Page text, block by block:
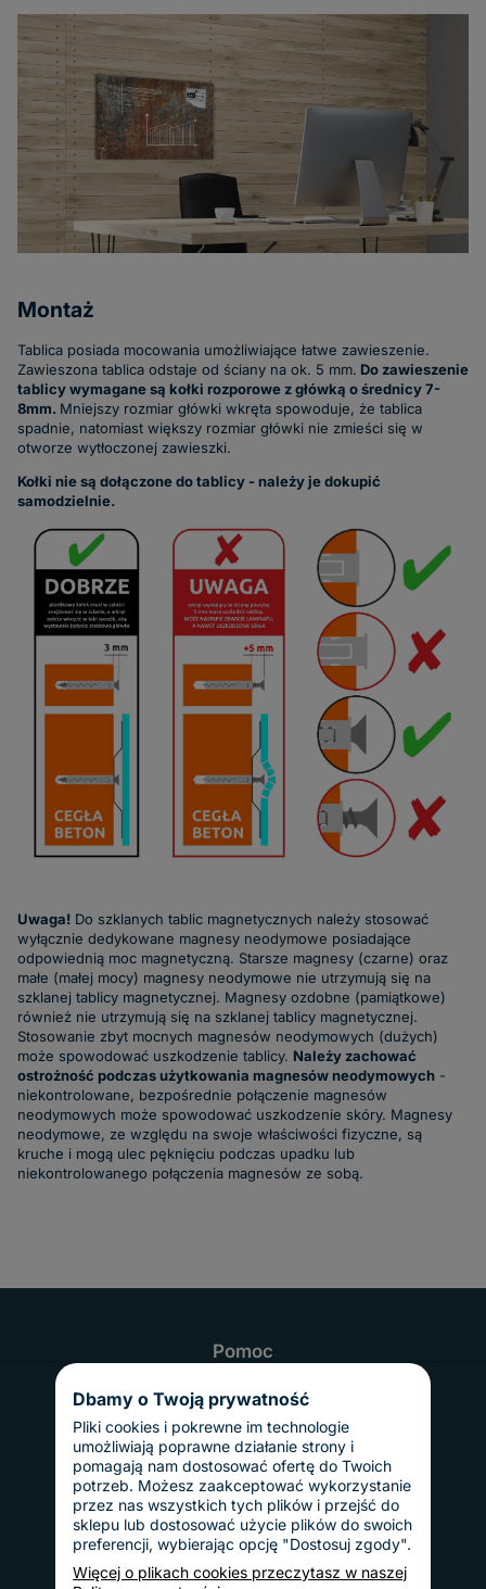
Montaż
Tablica posiada mocowania umożliwiające łatwe zawieszenie.
Zawieszona tablica odstaje od ściany na ok. 5 mm. Do zawieszenie
tablicy wymagane są kołki rozporowe z główką o średnicy 7-
8mm. Mniejszy rozmiar główki wkręta spowoduje, że tablica
spadnie, natomiast większy rozmiar główki nie zmieści się w
otworze wytłoczonej zawieszki.
Kołki nie są dołączone do tablicy - należy je dokupić
samodzielnie.
Uwaga! Do szklanych tablic magnetycznych należy stosować
wyłącznie dedykowane magnesy neodymowe posiadające
odpowiednią moc magnetyczną. Starsze magnesy (czarne) oraz
małe (małej mocy) magnesy neodymowe nie utrzymują się na
szklanej tablicy magnetycznej. Magnesy ozdobne (pamiątkowe)
również nie utrzymują się na szklanej tablicy magnetycznej.
Stosowanie zbyt mocnych magnesów neodymowych (dużych)
może spowodować uszkodzenie tablicy. Należy zachować
ostrożność podczas użytkowania magnesów neodymowych -
niekontrolowane, bezpośrednie połączenie magnesów
neodymowych może spowodować uszkodzenie skóry. Magnesy
neodymowe, ze względu na swoje właściwości fizyczne, są
kruche i mogą ulec pęknięciu podczas upadku lub
niekontrolowanego połączenia magnesów ze sobą.
Pomoc
Odbiór osobisty
Twoje konto
Informacje
Regulamin
Reklamacje i zwroty
Gwarancja
Polityka prywatności
Dostawy i płatności
Koszty dostawy
InPost Pay
Sposoby płatności
Dbamy o Twoją prywatność
Pliki cookies i pokrewne im technologie
umożliwiają poprawne działanie strony i
pomagają nam dostosować ofertę do Twoich
potrzeb. Możesz zaakceptować wykorzystanie
przez nas wszystkich tych plików i przejść do
sklepu lub dostosować użycie plików do swoich
preferencji, wybierając opcję "Dostosuj zgody".
Więcej o plikach cookies przeczytasz w naszej